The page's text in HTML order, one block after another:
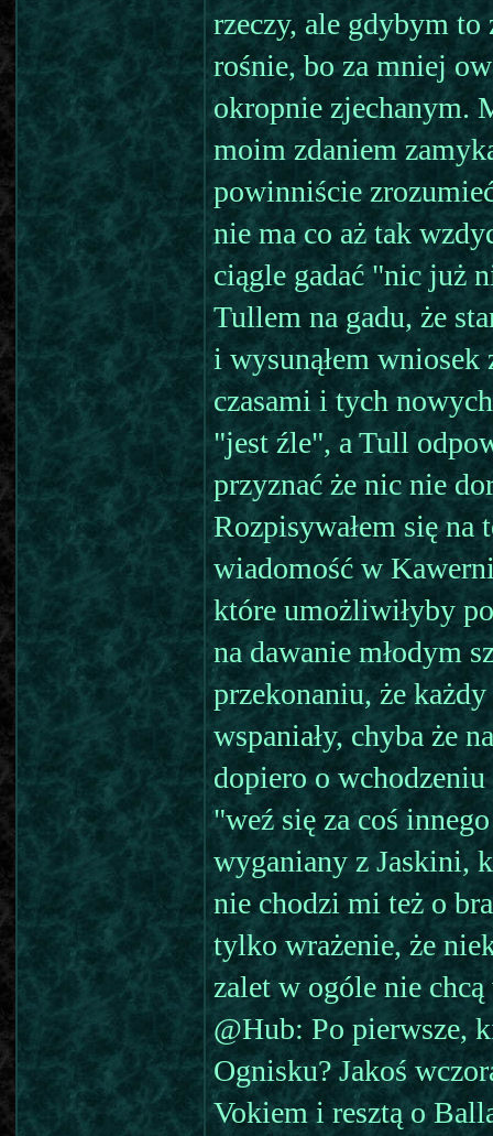
rzeczy, ale gdybym to
rośnie, bo za mniej
okropnie zjechanym.
moim zdaniem
powinniście
nie ma co aż tak
ciągle gadać "nic już
Tullem na gadu, że
i wysunąłem wniosek
czasami i tych
"jest źle", a Tull
przyznać że nic nie
Rozpisywałem się na
wiadomość w
które umożliwiłyby
na dawanie młodym
przekonaniu, że
wspaniały, chyba że
dopiero o
"weź się za coś
wyganiany z Jaskini,
nie chodzi mi też o
tylko wrażenie, że
zalet w ogóle nie
@Hub: Po pierwsze,
Ognisku? Jakoś
Vokiem i resztą o